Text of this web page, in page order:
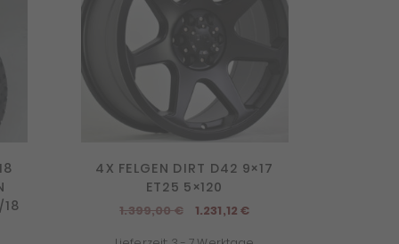
4X FELGEN DIRT D42 9×17
ET25 5×120
1.399,00€
Ursprünglicher
1.231,12€Aktueller